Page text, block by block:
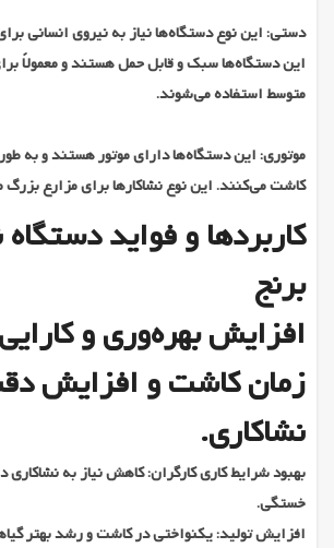
دستی: این نوع دستگاه‌ها نیاز به نیروی انسانی
این دستگاه‌ها سبک و قابل حمل هستند و معمولاً
متوسط استفاده می‌شوند.
موتوری: این دستگاه‌ها دارای موتور هستند و به طور
کاشت می‌کنند. این نوع نشاکارها برای مزارع
کاربردها و فواید دستگاه
برنج
افزایش بهره‌وری و
زمان کاشت و افزایش
نشاکاری.
بهبود شرایط کاری کارگران: کاهش نیاز به
خستگی.
افزایش تولید: یکنواختی در کاشت و رشد بهتر